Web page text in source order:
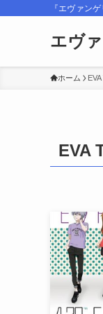
『エヴァン
エヴ
ホーム
EVA